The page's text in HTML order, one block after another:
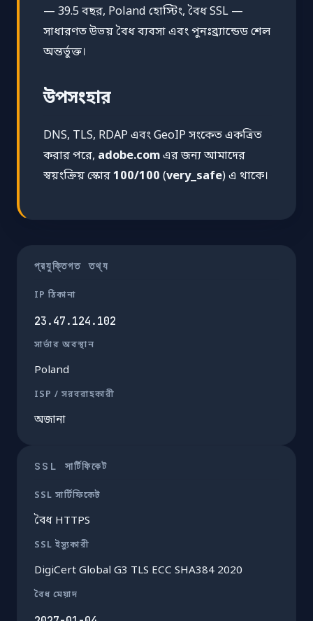
— 39.5 বছর, Poland হোস্টিং, বৈধ SSL —
সাধারণত উভয় বৈধ ব্যবসা এবং পুনঃব্র্যান্ডেড শেল
অন্তর্ভুক্ত।
উপসংহার
DNS, TLS, RDAP এবং GeoIP সংকেত একত্রিত
করার পরে, adobe.comএর জন্য আমাদের
স্বয়ংক্রিয় স্কোর100/100 (very_safe) এ থাকে।
প্রযুক্তিগত তথ্য
IP ঠিকানা
23.47.124.102
সার্ভার অবস্থান
Poland
ISP / সরবরাহকারী
অজানা
SSL সার্টিফিকেট
SSL সার্টিফিকেট
বৈধ HTTPS
SSL ইস্যুকারী
DigiCert Global G3 TLS ECC SHA384 2020
বৈধ মেয়াদ